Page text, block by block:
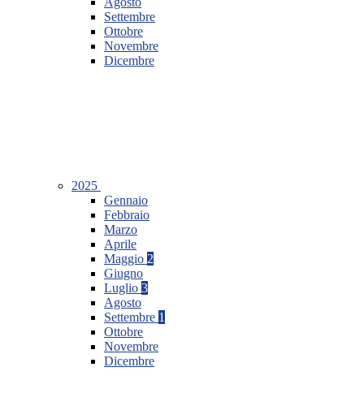
Settembre
Ottobre
Novembre
Dicembre
2025
Gennaio
Febbraio
Marzo
Aprile
Maggio 2
Giugno
Luglio 3
Agosto
Settembre 1
Ottobre
Novembre
Dicembre